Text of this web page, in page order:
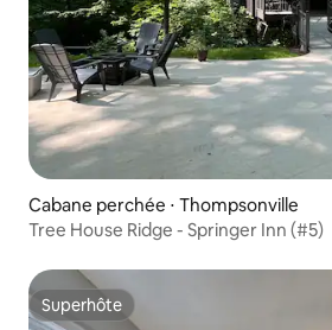
Cabane perchée ⋅ Thompsonville
Tree House Ridge - Springer Inn (#5)
Superhôte
Superhôte